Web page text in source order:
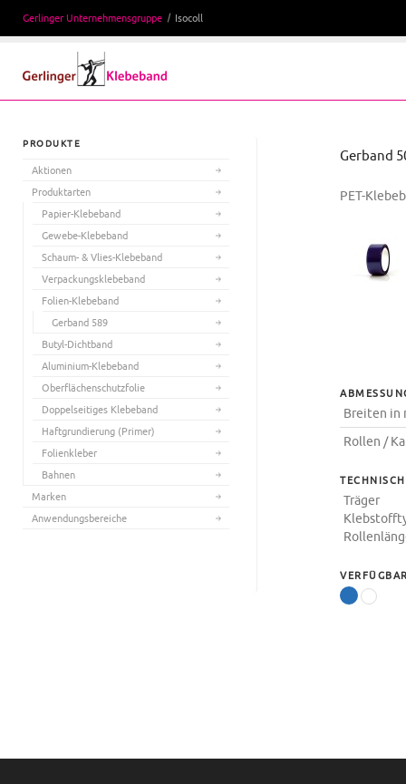
Gerlinger Unternehmensgruppe Isocoll
Gerband
PET-
Breiten in
Rollen /
Träger
PRODUKTE
Aktionen
Produktarten
Papier-Klebeband
Gewebe-Klebeband
Schaum- & Vlies-Klebeband
Verpackungsklebeband
Folien-Klebeband
Gerband 589
Butyl-Dichtband
Aluminium-Klebeband
Oberflächenschutzfolie
Doppelseitiges Klebeband
Haftgrundierung (Primer)
Folienkleber
Bahnen
Marken
Anwendungsbereiche